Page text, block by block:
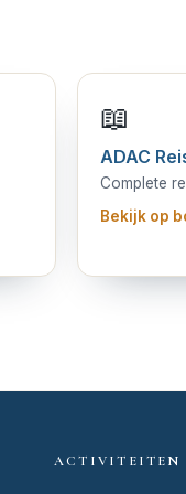
📖
ADAC
Complete
Bekijk op
ACTIVITEITEN